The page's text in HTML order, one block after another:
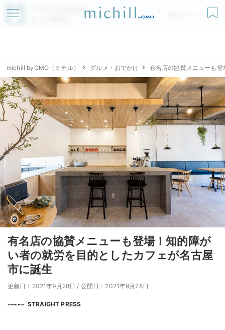
アプリでmichillが
無料ダウンロード
michill byGMO（ミチル） グルメ・おでかけ 有名店の協賛メニューも
有名店の協賛メニューも登場！知的障が
い者の就労を目的としたカフェが名古屋
市に誕生
更新日：2021年9月28日 / 公開日：2021年9月28日
STRAIGHT PRESS